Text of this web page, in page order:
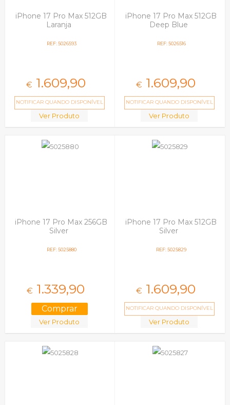
iPhone 17 Pro Max 512GB
Laranja
REF: 5026593
€ 1.609,90
NOTIFICAR QUANDO DISPONÍVEL
Ver Produto
iPhone 17 Pro Max 512GB
Deep Blue
REF: 5026516
€ 1.609,90
NOTIFICAR QUANDO DISPONÍVEL
Ver Produto
iPhone 17 Pro Max 256GB
Silver
REF: 5025880
€ 1.339,90
Ver Produto
iPhone 17 Pro Max 512GB
Silver
REF: 5025829
€ 1.609,90
NOTIFICAR QUANDO DISPONÍVEL
Ver Produto